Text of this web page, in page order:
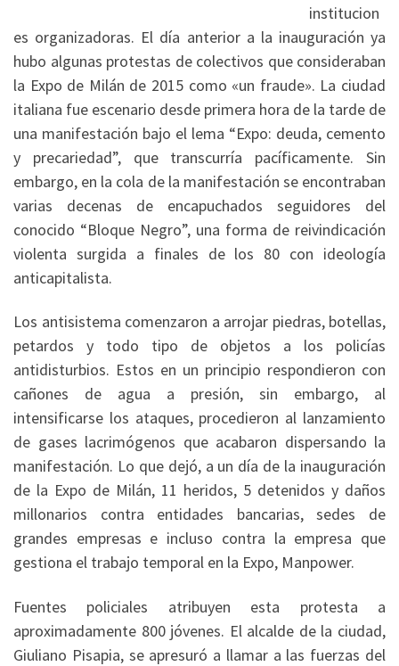
institucion
es organizadoras. El día anterior a la inauguración ya
hubo algunas protestas de colectivos que consideraban
la Expo de Milán de 2015 como «un fraude». La ciudad
italiana fue escenario desde primera hora de la tarde de
una manifestación bajo el lema “Expo: deuda, cemento
y precariedad”, que transcurría pacíficamente. Sin
embargo, en la cola de la manifestación se encontraban
varias decenas de encapuchados seguidores del
conocido “Bloque Negro”, una forma de reivindicación
violenta surgida a finales de los 80 con ideología
anticapitalista.
Los antisistema comenzaron a arrojar piedras, botellas,
petardos y todo tipo de objetos a los policías
antidisturbios. Estos en un principio respondieron con
cañones de agua a presión, sin embargo, al
intensificarse los ataques, procedieron al lanzamiento
de gases lacrimógenos que acabaron dispersando la
manifestación. Lo que dejó, a un día de la inauguración
de la Expo de Milán, 11 heridos, 5 detenidos y daños
millonarios contra entidades bancarias, sedes de
grandes empresas e incluso contra la empresa que
gestiona el trabajo temporal en la Expo, Manpower.
Fuentes policiales atribuyen esta protesta a
aproximadamente 800 jóvenes. El alcalde de la ciudad,
Giuliano Pisapia, se apresuró a llamar a las fuerzas del